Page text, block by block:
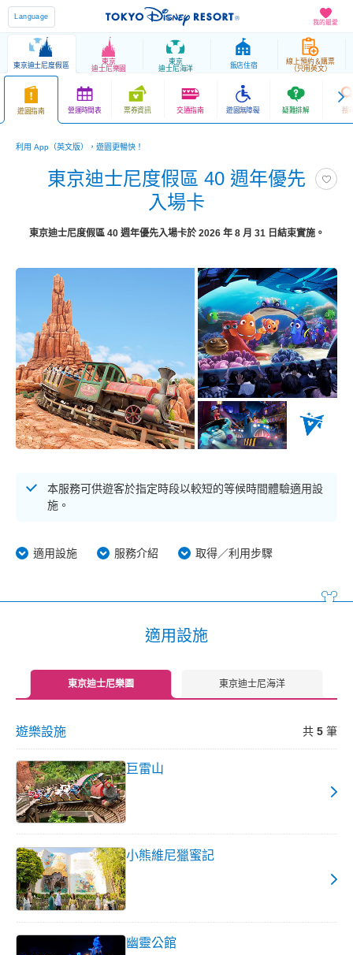
我的最愛
Language
東京迪士尼度假區
東京
迪士尼樂園
東京
迪士尼海洋
飯店住宿
線上預約＆購票
（只用英文）
遊園指南 營運時間表 票券資訊 交通指南 遊園無障礙 疑難排解 搜
利用 App（英文版），遊園更暢快！
東京迪士尼度假區 40 週年優先
入場卡
東京迪士尼度假區 40 週年優先入場卡於 2026 年 8 月 31 日結束實施。
本服務可供遊客於指定時段以較短的等候時間體驗適用設
施。
適用設施 服務介紹 取得／利用步驟
適用設施
東京迪士尼樂園 東京迪士尼海洋
遊樂設施 共 5 筆
巨雷山
小熊維尼獵蜜記
幽靈公館